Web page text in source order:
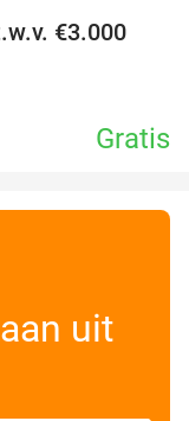
€3.000
Gratis
uit